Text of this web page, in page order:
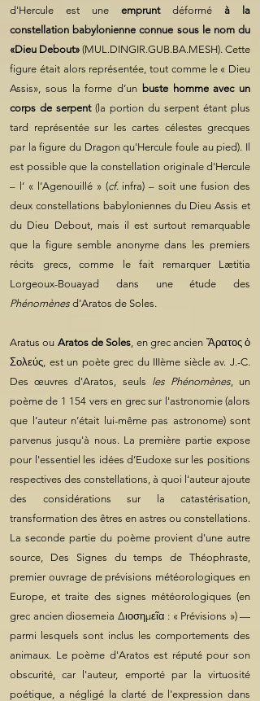
d'Hercule est une emprunt déformé à la
constellation babylonienne connue sous le nom du
«Dieu Debout» (MUL.DINGIR.GUB.BA.MESH). Cette
figure était alors représentée, tout comme le « Dieu
Assis», sous la forme d’un buste homme avec un
corps de serpent (la portion du serpent étant plus
tard représentée sur les cartes célestes grecques
par la figure du Dragon qu'Hercule foule au pied). Il
est possible que la constellation originale d'Hercule
– l’ « l’Agenouillé » (cf. infra) – soit une fusion des
deux constellations babyloniennes du Dieu Assis et
du Dieu Debout, mais il est surtout remarquable
que la figure semble anonyme dans les premiers
récits grecs, comme le fait remarquer Lætitia
Lorgeoux-Bouayad dans une étude des
Phénomènes d’Aratos de Soles.
Aratus ou Aratos de Soles, en grec ancien Ἄρατος ὁ
Σολεύς, est un poète grec du IIIème siècle av. J.-C.
Des œuvres d'Aratos, seuls les Phénomènes, un
poème de 1 154 vers en grec sur l'astronomie (alors
que l’auteur n’était lui-même pas astronome) sont
parvenus jusqu'à nous. La première partie expose
pour l'essentiel les idées d’Eudoxe sur les positions
respectives des constellations, à quoi l'auteur ajoute
des considérations sur la catastérisation,
transformation des êtres en astres ou constellations.
La seconde partie du poème provient d'une autre
source, Des Signes du temps de Théophraste,
premier ouvrage de prévisions météorologiques en
Europe, et traite des signes météorologiques (en
grec ancien diosemeia Διοσημεῖα : « Prévisions ») —
parmi lesquels sont inclus les comportements des
animaux. Le poème d'Aratos est réputé pour son
obscurité, car l'auteur, emporté par la virtuosité
poétique, a négligé la clarté de l'expression dans